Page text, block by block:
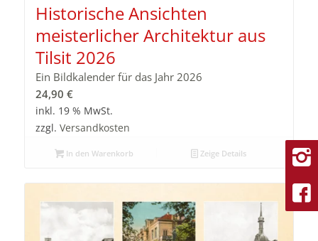
Historische Ansichten
meisterlicher Architektur aus
Tilsit 2026
Ein Bildkalender für das Jahr 2026
24,90 €
inkl. 19 % MwSt.
zzgl. Versandkosten
In den Warenkorb Zeige Details